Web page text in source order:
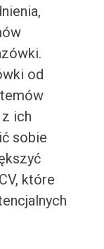
od
ich
sobie
które